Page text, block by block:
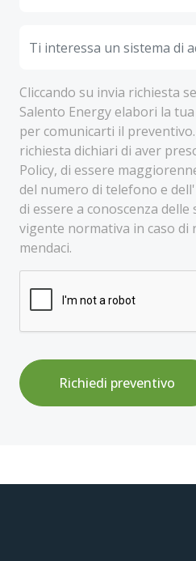
Cliccando su invia richiesta
Salento Energy elabori la
per comunicarti il
richiesta dichiari di aver
Policy, di essere
del numero di telefono e
di essere a conoscenza
vigente normativa in caso di
mendaci.
Richiedi preventivo